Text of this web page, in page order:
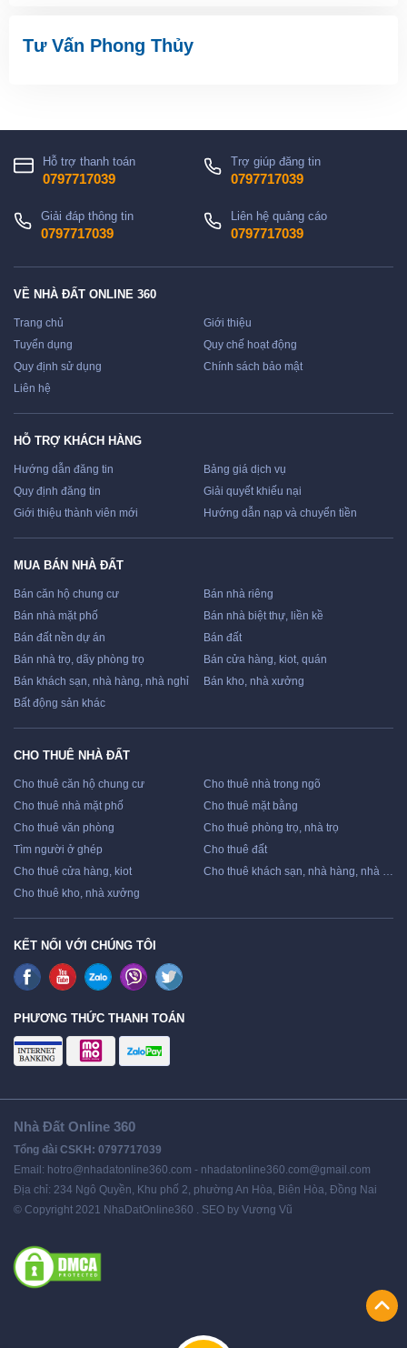
Tư Vấn Phong Thủy
Hỗ trợ thanh toán
0797717039
Trợ giúp đăng tin
0797717039
Giải đáp thông tin
0797717039
Liên hệ quảng cáo
0797717039
VỀ NHÀ ĐẤT ONLINE 360
Trang chủ
Giới thiệu
Tuyển dụng
Quy chế hoạt động
Quy định sử dụng
Chính sách bảo mật
Liên hệ
HỖ TRỢ KHÁCH HÀNG
Hướng dẫn đăng tin
Bảng giá dịch vụ
Quy định đăng tin
Giải quyết khiếu nại
Giới thiệu thành viên mới
Hướng dẫn nạp và chuyển tiền
MUA BÁN NHÀ ĐẤT
Bán căn hộ chung cư
Bán nhà riêng
Bán nhà mặt phố
Bán nhà biệt thự, liền kề
Bán đất nền dự án
Bán đất
Bán nhà trọ, dãy phòng trọ
Bán cửa hàng, kiot, quán
Bán khách sạn, nhà hàng, nhà nghỉ
Bán kho, nhà xưởng
Bất động sản khác
CHO THUÊ NHÀ ĐẤT
Cho thuê căn hộ chung cư
Cho thuê nhà trong ngõ
Cho thuê nhà mặt phố
Cho thuê mặt bằng
Cho thuê văn phòng
Cho thuê phòng trọ, nhà trọ
Tìm người ở ghép
Cho thuê đất
Cho thuê cửa hàng, kiot
Cho thuê khách sạn, nhà hàng, nhà nghỉ
Cho thuê kho, nhà xưởng
KẾT NỐI VỚI CHÚNG TÔI
PHƯƠNG THỨC THANH TOÁN
Nhà Đất Online 360
Tổng đài CSKH: 0797717039
Email: hotro@nhadatonline360.com - nhadatonline360.com@gmail.com
Địa chỉ: 234 Ngô Quyền, Khu phố 2, phường An Hòa, Biên Hòa, Đồng Nai
© Copyright 2021 NhaDatOnline360 . SEO by Vương Vũ